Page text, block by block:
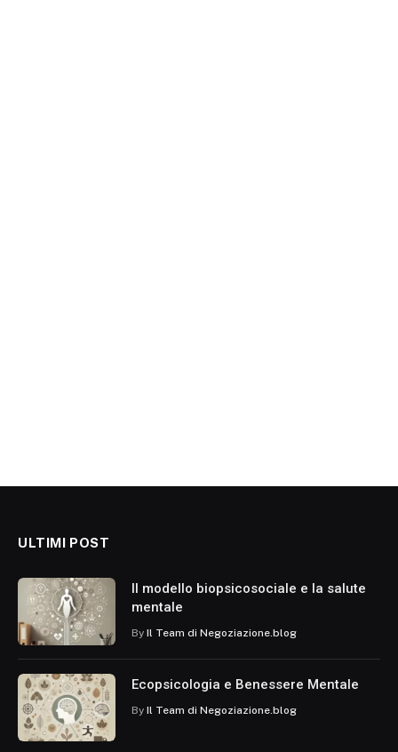
ULTIMI POST
Il modello biopsicosociale e la salute
mentale
By Il Team di Negoziazione.blog
Ecopsicologia e Benessere Mentale
By Il Team di Negoziazione.blog